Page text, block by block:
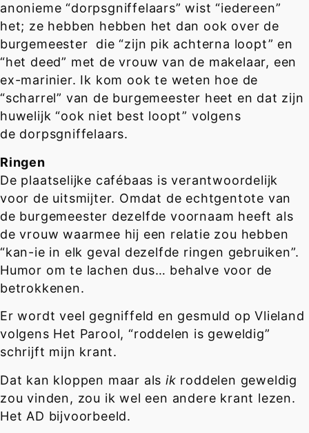
anonieme “dorpsgniffelaars” wist “iedereen”
het; ze hebben hebben het dan ook over de
burgemeester die “zijn pik achterna loopt” en
“het deed” met de vrouw van de makelaar, een
ex-marinier. Ik kom ook te weten hoe de
“scharrel” van de burgemeester heet en dat zijn
huwelijk “ook niet best loopt” volgens
de dorpsgniffelaars.
Ringen
De plaatselijke cafébaas is verantwoordelijk
voor de uitsmijter. Omdat de echtgentote van
de burgemeester dezelfde voornaam heeft als
de vrouw waarmee hij een relatie zou hebben
“kan-ie in elk geval dezelfde ringen gebruiken”.
Humor om te lachen dus… behalve voor de
betrokkenen.
Er wordt veel gegniffeld en gesmuld op Vlieland
volgens Het Parool, “roddelen is geweldig”
schrijft mijn krant.
Dat kan kloppen maar als ik roddelen geweldig
zou vinden, zou ik wel een andere krant lezen.
Het AD bijvoorbeeld.